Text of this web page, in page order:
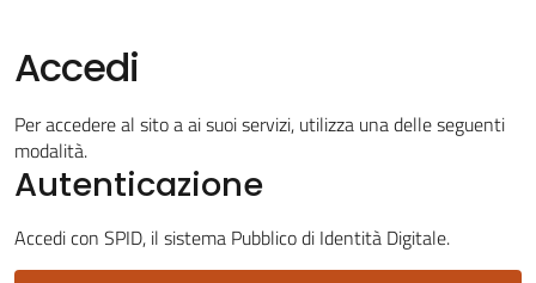
Servizi
Vivere
Dozza
Accedi
Per accedere al sito a ai suoi servizi, utilizza una delle seguenti
modalità.
Autenticazione
Accedi con SPID, il sistema Pubblico di Identità Digitale.